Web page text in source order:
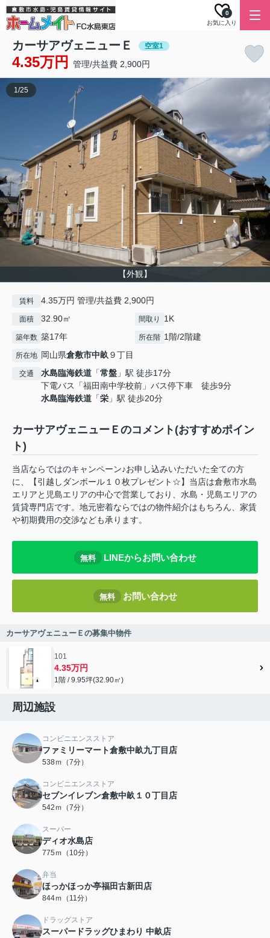
お気に入り
0
カーサアヴェニューＥ 空室1
4.35万円 管理/共益費 2,900円
【外観】
1/25
賃料 4.35万円 管理/共益費 2,900円
面積 32.90㎡ 間取り 1K
築年数 築17年 所在階 1階/2階建
所在地 岡山県倉敷市中畝９丁目
交通 水島臨海鉄道 「常盤 」駅 徒歩17分
下電バス「福田南中学校前」バス停下車 徒歩9分
水島臨海鉄道 「栄 」駅 徒歩20分
カーサアヴェニューＥのコメント(おすすめポイン
ト)
当店ならではのキャンペーン♪お申し込みいただいた全ての方
に、【引越しダンボール１０枚プレゼント☆】当店は倉敷市水島
エリアと児島エリアの中心で営業しており、水島・児島エリアの
賃貸専門店です。地元密着ならではの物件紹介はもちろん、家賃
や初期費用の交渉なども承ります。
無料 LINEからお問い合わせ
無料 お問い合わせ
カーサアヴェニューＥの募集中物件
101
4.35万円
1階 / 9.95坪(32.90㎡)
周辺施設
コンビニエンスストア
ファミリーマート倉敷中畝九丁目店
538ｍ（7分）
コンビニエンスストア
セブンイレブン倉敷中畝１０丁目店
542ｍ（7分）
スーパー
ディオ水島店
775ｍ（10分）
弁当
ほっかほっか亭福田古新田店
844ｍ（11分）
ドラッグストア
スーパードラッグひまわり 中畝店